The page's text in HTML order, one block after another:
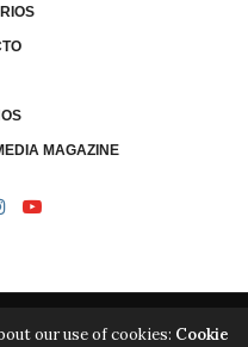
MAGAZINE
our use of cookies: Cookie